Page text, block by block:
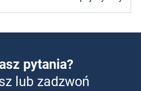
pytania?
lub zadzwoń